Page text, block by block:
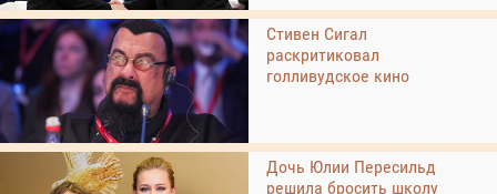
Стивен Сигал
раскритиковал
голливудское кино
Дочь Юлии Пересильд
решила бросить школу